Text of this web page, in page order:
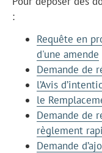
:
Requête en
d'une amende
Demande de r
l’Avis
le
Demande de
règlement
Demande